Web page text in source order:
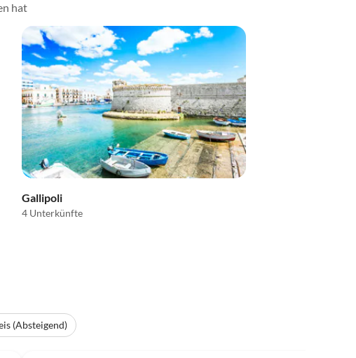
hat
Gallipoli
4 Unterkünfte
(Absteigend)